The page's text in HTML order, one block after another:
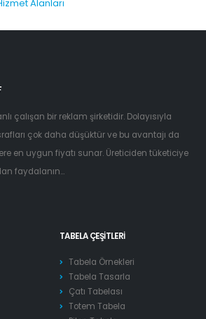
Alanları
çalışan bir reklam şirketidir. Dolayısıyla
çok daha düşüktür ve bu avantajı da
en uygun fiyatı sunar. Üreticiden tüketiciye
faydalanın...
TABELA ÇEŞITLERI
Tabela Örnekleri
Tabela Tasarla
Çatı Tabelası
Totem Tabela